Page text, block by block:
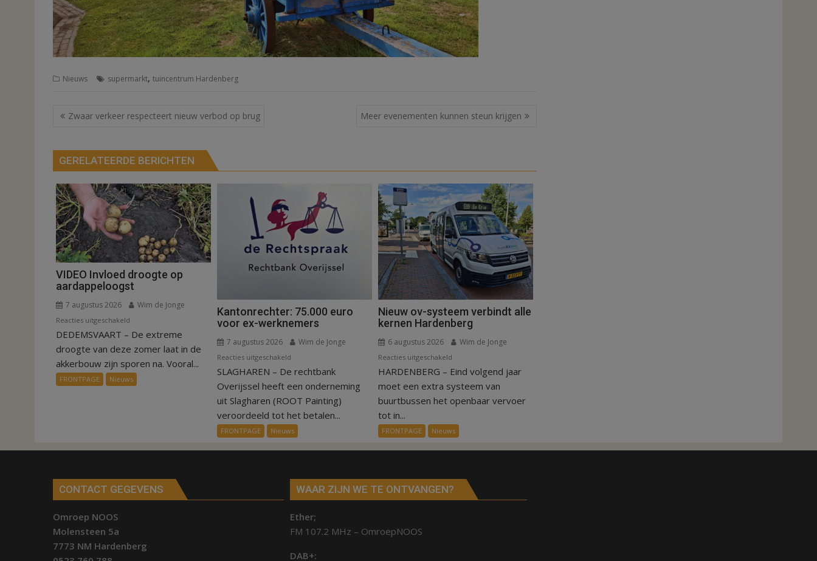
Nieuws supermarkt, tuincentrum Hardenberg
Bericht
Zwaar verkeer respecteert nieuw verbod op brug Meer evenementen kunnen steun krijgen
GERELATEERDE BERICHTEN
VIDEO Invloed droogte op
aardappeloogst
7 augustus 2026 Wim de Jonge
Reacties uitgeschakeld
VIDEO
Invloed
op
aardappeloogst
DEDEMSVAART – De extreme
droogte van deze zomer laat in de
akkerbouw zijn sporen na. Vooral...
FRONTPAGE Nieuws
Kantonrechter: 75.000 euro
voor ex-werknemers
7 augustus 2026 Wim de Jonge
Reacties uitgeschakeld
Kantonrechter:
75.000
euro
voor
ex-
werknemers
SLAGHAREN – De rechtbank
Overijssel heeft een onderneming
uit Slagharen (ROOT Painting)
veroordeeld tot het betalen...
FRONTPAGE Nieuws
Nieuw ov-systeem verbindt alle
kernen Hardenberg
6 augustus 2026 Wim de Jonge
Reacties uitgeschakeld
Nieuw
ov-
systeem
alle
kernen
Hardenberg
HARDENBERG – Eind volgend jaar
moet een extra systeem van
buurtbussen het openbaar vervoer
tot in...
FRONTPAGE Nieuws
CONTACT GEGEVENS
Omroep NOOS
Molensteen 5a
7773 NM Hardenberg
WAAR ZIJN WE TE ONTVANGEN?
Ether;
FM 107.2 MHz – OmroepNOOS
DAB+: